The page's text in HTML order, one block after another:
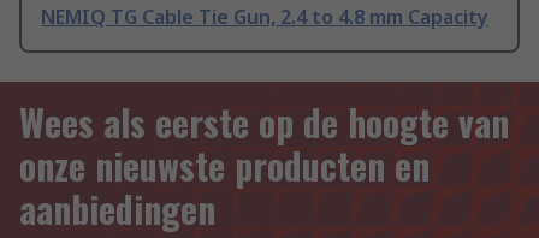
NEMIQ TG Cable Tie Gun, 2.4 to 4.8 mm Capacity
Wees als eerste op de hoogte van
onze nieuwste producten en
aanbiedingen